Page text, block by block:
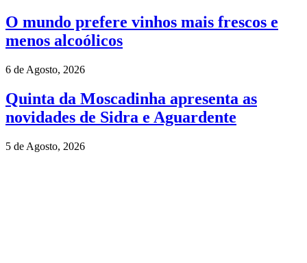
O mundo prefere vinhos mais frescos e
menos alcoólicos
6 de Agosto, 2026
Quinta da Moscadinha apresenta as
novidades de Sidra e Aguardente
5 de Agosto, 2026